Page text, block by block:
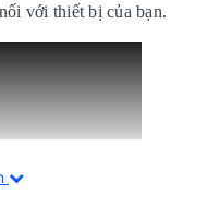
với thiết bị của bạn.